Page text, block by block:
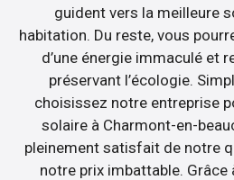
guident vers la meilleure
habitation. Du reste, vous
d’une énergie immaculé et
préservant l’écologie.
choisissez notre entreprise
solaire à Charmont-en-
pleinement satisfait de notre
notre prix imbattable. Grâce